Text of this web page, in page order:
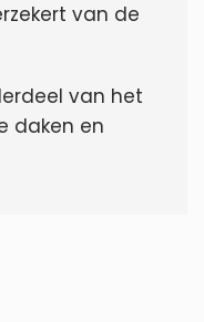
van de
van het
daken en
in te